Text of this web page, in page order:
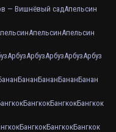
— Вишнёвый садАпельсин
АпельсинАпельсин
АрбузАрбузАрбузАрбузАрбуз
БананБананБананБанан
БангкокБангкокБангкок
БангкокБангкокБангкок